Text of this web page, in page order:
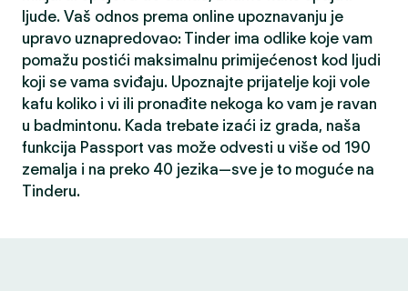
ljude. Vaš odnos prema online upoznavanju je
upravo uznapredovao: Tinder ima odlike koje vam
pomažu postići maksimalnu primijećenost kod ljudi
koji se vama sviđaju. Upoznajte prijatelje koji vole
kafu koliko i vi ili pronađite nekoga ko vam je ravan
u badmintonu. Kada trebate izaći iz grada, naša
funkcija Passport vas može odvesti u više od 190
zemalja i na preko 40 jezika—sve je to moguće na
Tinderu.